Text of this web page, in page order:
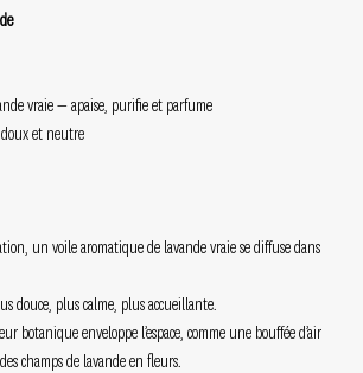
vraie — apaise, purifie et parfume
et neutre
un voile aromatique de lavande vraie se diffuse dans
douce, plus calme, plus accueillante.
botanique enveloppe l’espace, comme une bouffée d’air
champs de lavande en fleurs.